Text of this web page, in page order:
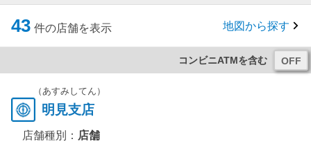
43 件の店舗を表示 地図から探す
コンビニATMを含む
（あすみしてん）
明見支店
店舗種別： 店舗